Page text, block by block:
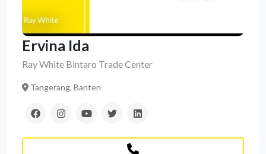
Ervina Ida
Ray White Bintaro Trade Center
Tangerang, Banten